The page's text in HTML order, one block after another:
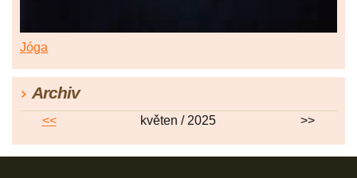
Jóga
Archiv
<< květen / 2025 >>